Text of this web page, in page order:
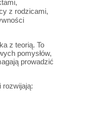
z rodzicami,
z teorią. To
pomysłów,
prowadzić
rozwijają: